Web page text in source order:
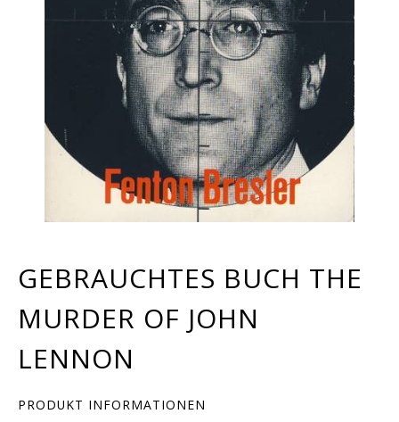
GEBRAUCHTES BUCH THE
MURDER OF JOHN
LENNON
PRODUKT INFORMATIONEN